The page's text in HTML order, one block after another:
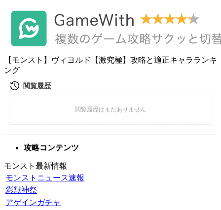
【モンスト】ヴィヨルド【激究極】攻略と適正キャラランキ
ング
攻略コンテンツ
モンスト最新情報
モンストニュース速報
彩獣神祭
アゲインガチャ